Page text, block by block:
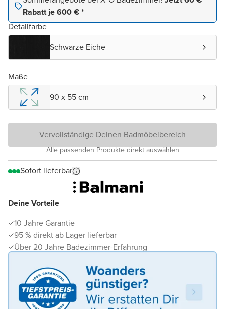
Deine Vorteile
10 Jahre Garantie
95 % direkt ab Lager lieferbar
Über 20 Jahre Badezimmer-Erfahrung
Rabatt je 600 € *
Detailfarbe
Schwarze Eiche
Maße
90 x 55 cm
Vervollständige Deinen Badmöbelbereich
Alle passenden Produkte direkt auswählen
Sofort lieferbar